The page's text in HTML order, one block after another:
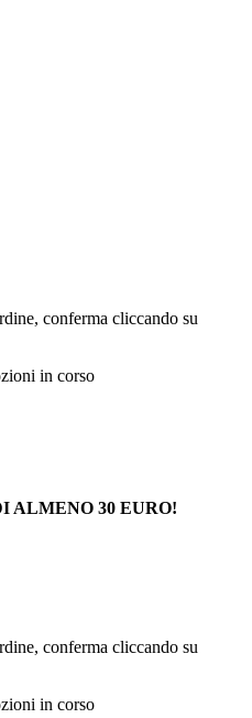
conferma cliccando su
in corso
ALMENO 30 EURO!
conferma cliccando su
in corso